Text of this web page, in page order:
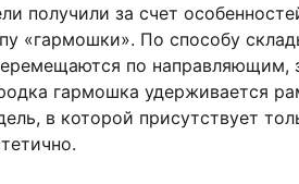
получили за счет
«гармошки». По способу
по направляющим,
гармошка удерживается
в которой присутствует